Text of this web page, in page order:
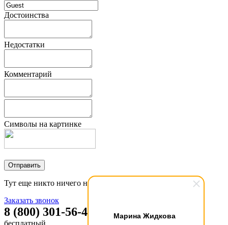
Марина Жидкова
Достоинства
Недостатки
Комментарий
Символы на картинке
Тут еще никто ничего не писал, стань первым!
Заказать звонок
8 (800) 301-56-47
бесплатный